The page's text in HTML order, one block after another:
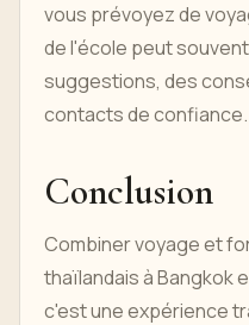
vous prévoyez de
de l'école peut
suggestions, des
contacts de confiance.
Conclusion
Combiner voyage et
thaïlandais à Bangkok
c'est une expérience